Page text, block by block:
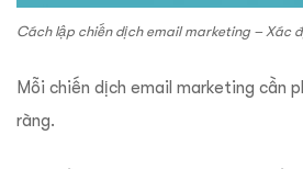
Cách lập chiến dịch email marketing – Xác
Mỗi chiến dịch email marketing cần
ràng.